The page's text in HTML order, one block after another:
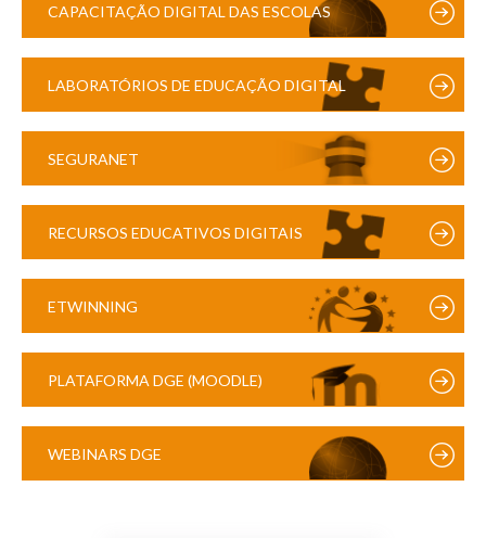
CAPACITAÇÃO DIGITAL DAS ESCOLAS
LABORATÓRIOS DE EDUCAÇÃO DIGITAL
SEGURANET
RECURSOS EDUCATIVOS DIGITAIS
ETWINNING
PLATAFORMA DGE (MOODLE)
WEBINARS DGE